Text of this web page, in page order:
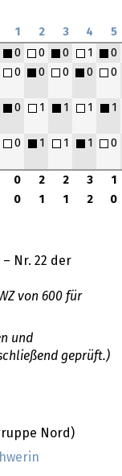
1 2 3 4 5
0 2 2 3
1
0 1 1 2 0
0 0 0 1
0
0 0 0 0 0
0 1 1 1 1
0 1 1 1 0
– Nr. 22 der
von 600 für
und
geprüft.)
Nord)